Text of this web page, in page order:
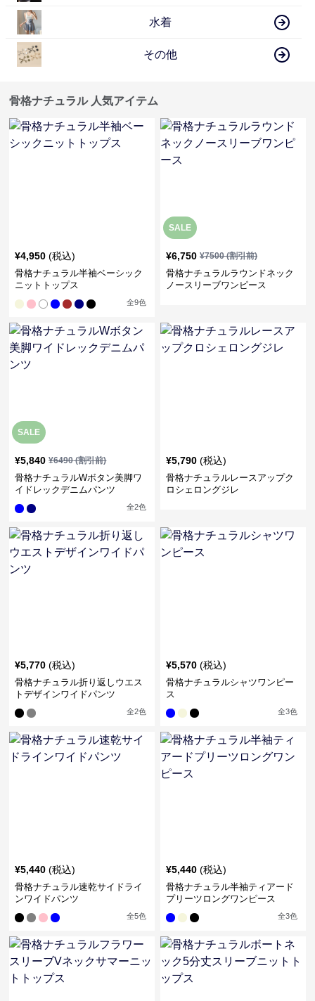
水着
その他
骨格ナチュラル 人気アイテム
¥4,950 (税込)
骨格ナチュラル半袖ベーシック
ニットトップス
全9色
SALE
¥6,750 ¥7500(割引前)
骨格ナチュラルラウンドネック
ノースリーブワンピース
SALE
¥5,840 ¥6490(割引前)
骨格ナチュラルWボタン美脚ワ
イドレックデニムパンツ
全2色
¥5,790 (税込)
骨格ナチュラルレースアップク
ロシェロングジレ
¥5,770 (税込)
骨格ナチュラル折り返しウエス
トデザインワイドパンツ
全2色
¥5,570 (税込)
骨格ナチュラルシャツワンピー
ス
全3色
¥5,440 (税込)
骨格ナチュラル速乾サイドライ
ンワイドパンツ
全5色
¥5,440 (税込)
骨格ナチュラル半袖ティアード
プリーツロングワンピース
全3色